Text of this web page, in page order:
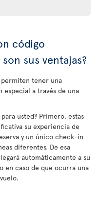
código
sus ventajas?
tener una
especial a través de una
usted? Primero, estas
su experiencia de
y un único check-in
diferentes. De esa
automáticamente a su
en caso de que ocurra una